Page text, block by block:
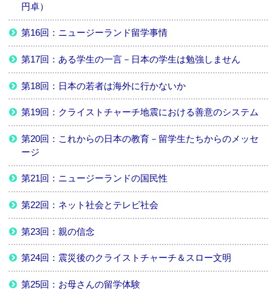
円卓）
第16回：ニュージーランド留学事情
第17回：ある学生の一言－日本の学生は勉強しません
第18回：日本の若者は海外に行かないか
第19回：クライストチャーチ地震における善意のシステム
第20回：これからの日本の教育－留学生たちからのメッセ
ージ
第21回：ニュージーランドの国民性
第22回：ネット社会とテレビ社会
第23回：親の信念
第24回：震災後のクライストチャーチ＆スロー文明
第25回：お母さんの留学体験